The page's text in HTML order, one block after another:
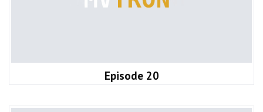
Episode 20